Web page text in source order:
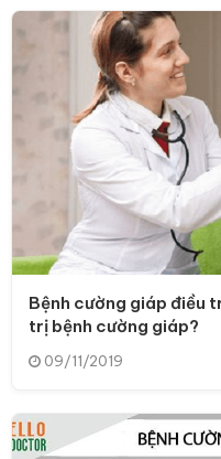
Bệnh cường giáp điều
trị bệnh cường giáp?
09/11/2019